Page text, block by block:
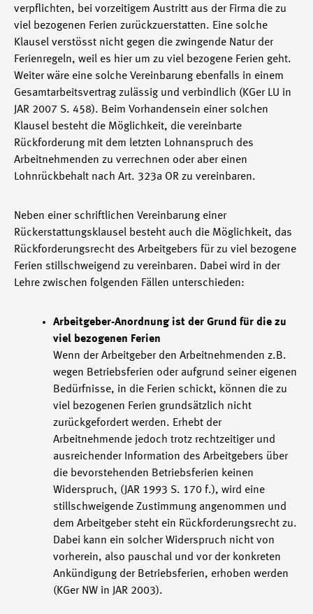
verpflichten, bei vorzeitigem Austritt aus der Firma die zu
viel bezogenen Ferien zurückzuerstatten. Eine solche
Klausel verstösst nicht gegen die zwingende Natur der
Ferienregeln, weil es hier um zu viel bezogene Ferien geht.
Weiter wäre eine solche Vereinbarung ebenfalls in einem
Gesamtarbeitsvertrag zulässig und verbindlich (KGer LU in
JAR 2007 S. 458). Beim Vorhandensein einer solchen
Klausel besteht die Möglichkeit, die vereinbarte
Rückforderung mit dem letzten Lohnanspruch des
Arbeitnehmenden zu verrechnen oder aber einen
Lohnrückbehalt nach Art. 323a OR zu vereinbaren.
Neben einer schriftlichen Vereinbarung einer
Rückerstattungsklausel besteht auch die Möglichkeit, das
Rückforderungsrecht des Arbeitgebers für zu viel bezogene
Ferien stillschweigend zu vereinbaren. Dabei wird in der
Lehre zwischen folgenden Fällen unterschieden:
Arbeitgeber-Anordnung ist der Grund für die zu
viel bezogenen Ferien
Wenn der Arbeitgeber den Arbeitnehmenden z.B.
wegen Betriebsferien oder aufgrund seiner eigenen
Bedürfnisse, in die Ferien schickt, können die zu
viel bezogenen Ferien grundsätzlich nicht
zurückgefordert werden. Erhebt der
Arbeitnehmende jedoch trotz rechtzeitiger und
ausreichender Information des Arbeitgebers über
die bevorstehenden Betriebsferien keinen
Widerspruch, (JAR 1993 S. 170 f.), wird eine
stillschweigende Zustimmung angenommen und
dem Arbeitgeber steht ein Rückforderungsrecht zu.
Dabei kann ein solcher Widerspruch nicht von
vorherein, also pauschal und vor der konkreten
Ankündigung der Betriebsferien, erhoben werden
(KGer NW in JAR 2003).